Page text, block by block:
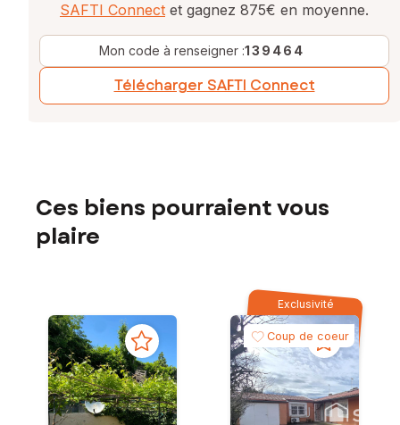
SAFTI Connect et gagnez 875€ en moyenne.
Mon code à renseigner :139464
Télécharger SAFTI Connect
Ces biens pourraient vous
plaire
Exclusivité
Coup de coeur